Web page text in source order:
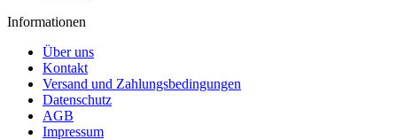
Informationen
Über uns
Kontakt
Versand und Zahlungsbedingungen
Datenschutz
AGB
Impressum